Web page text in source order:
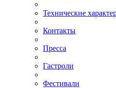
Технические
Контакты
Пресса
Гастроли
Фестивали